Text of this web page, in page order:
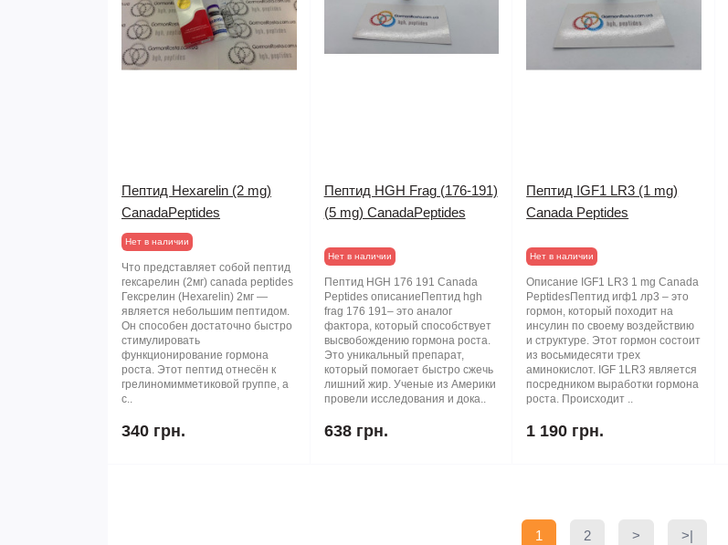
Пептид Hexarelin (2 mg)
CanadaPeptides
Нет в наличии
Что представляет собой пептид
гексарелин (2мг) canada peptides
Гексрелин (Hexarelin) 2мг —
является небольшим пептидом.
Он способен достаточно быстро
стимулировать
функционирование гормона
роста. Этот пептид отнесён к
грелиномимметиковой группе, а
с..
340 грн.
Пептид HGH Frag (176-191)
(5 mg) CanadaPeptides
Нет в наличии
Пептид HGH 176 191 Canada
Peptides описаниеПептид hgh
frag 176 191– это аналог
фактора, который способствует
высвобождению гормона роста.
Это уникальный препарат,
который помогает быстро сжечь
лишний жир. Ученые из Америки
провели исследования и дока..
638 грн.
Пептид IGF1 LR3 (1 mg)
Canada Peptides
Нет в наличии
Описание IGF1 LR3 1 mg Canada
PeptidesПептид игф1 лр3 – это
гормон, который походит на
инсулин по своему воздействию
и структуре. Этот гормон состоит
из восьмидесяти трех
аминокислот. IGF 1LR3 является
посредником выработки гормона
роста. Происходит ..
1 190 грн.
1 2 > >|